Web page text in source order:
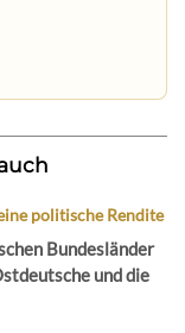
politische Rendite
Bundesländer
und die